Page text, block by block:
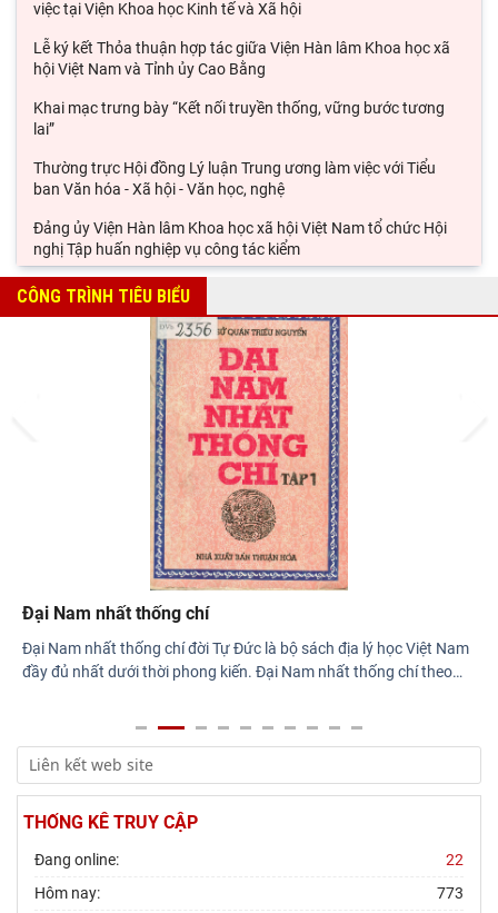
việc tại Viện Khoa học Kinh tế và Xã hội
Lễ ký kết Thỏa thuận hợp tác giữa Viện Hàn lâm Khoa học xã
hội Việt Nam và Tỉnh ủy Cao Bằng
Khai mạc trưng bày “Kết nối truyền thống, vững bước tương
lai”
Thường trực Hội đồng Lý luận Trung ương làm việc với Tiểu
ban Văn hóa - Xã hội - Văn học, nghệ
Đảng ủy Viện Hàn lâm Khoa học xã hội Việt Nam tổ chức Hội
nghị Tập huấn nghiệp vụ công tác kiểm
Viện Sử học tham gia Hội thảo khoa học quốc gia "Danh nhân
Hội thảo khoa học quốc gia “Danh nhân văn hóa Lê Quý Đôn -
Di sản và giá trị thời đại”
Rà soát công tác chuẩn bị Hội thảo khoa học quốc gia "Danh
nhân văn hóa Lê Quý Đôn - Di sản và giá
CÔNG TRÌNH TIÊU BIỂU
Đại Nam nhất thống chí
Đại Nam nhất thống chí đời Tự Đức là bộ sách địa lý học Việt Nam
đầy đủ nhất dưới thời phong kiến. Đại Nam nhất thống chí theo…
THỐNG KÊ TRUY CẬP
Đang online:
22
Hôm nay:
773